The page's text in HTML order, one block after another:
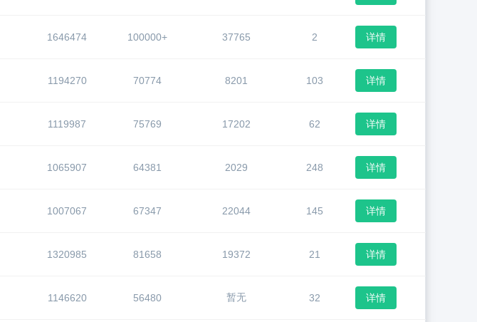
1646474 100000+ 37765 2 详情
1194270 70774 8201 103 详情
1119987 75769 17202 62 详情
1065907 64381 2029 248 详情
1007067 67347 22044 145 详情
1320985 81658 19372 21 详情
1146620 56480 暂无 32 详情